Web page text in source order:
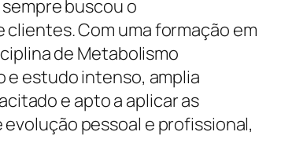
buscou o
Com uma formação em
de Metabolismo
e estudo intenso, amplia
e apto a aplicar as
pessoal e profissional,